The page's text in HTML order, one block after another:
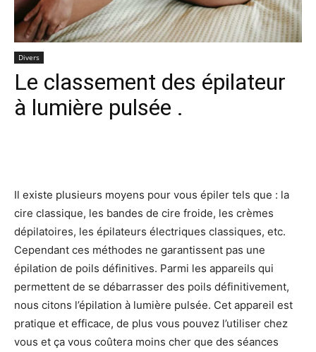
Divers
Le classement des épilateur
à lumière pulsée .
Il existe plusieurs moyens pour vous épiler tels que : la
cire classique, les bandes de cire froide, les crèmes
dépilatoires, les épilateurs électriques classiques, etc.
Cependant ces méthodes ne garantissent pas une
épilation de poils définitives. Parmi les appareils qui
permettent de se débarrasser des poils définitivement,
nous citons l’épilation à lumière pulsée. Cet appareil est
pratique et efficace, de plus vous pouvez l’utiliser chez
vous et ça vous coûtera moins cher que des séances